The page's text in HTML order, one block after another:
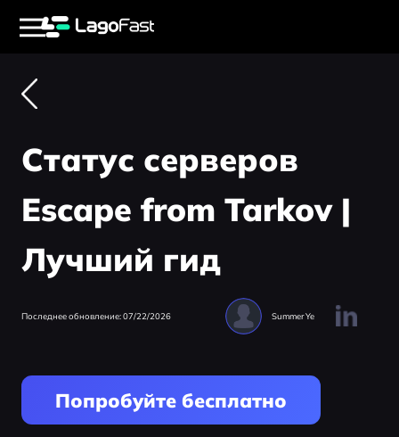
Статус серверов
Escape from Tarkov |
Лучший гид
Последнее обновление: 07/22/2026 Summer Ye
Попробуйте бесплатно